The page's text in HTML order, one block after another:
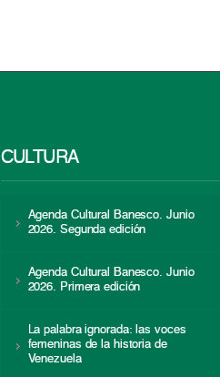
CULTURA
Agenda Cultural Banesco. Junio
2026. Segunda edición
Agenda Cultural Banesco. Junio
2026. Primera edición
La palabra ignorada: las voces
femeninas de la historia de
Venezuela